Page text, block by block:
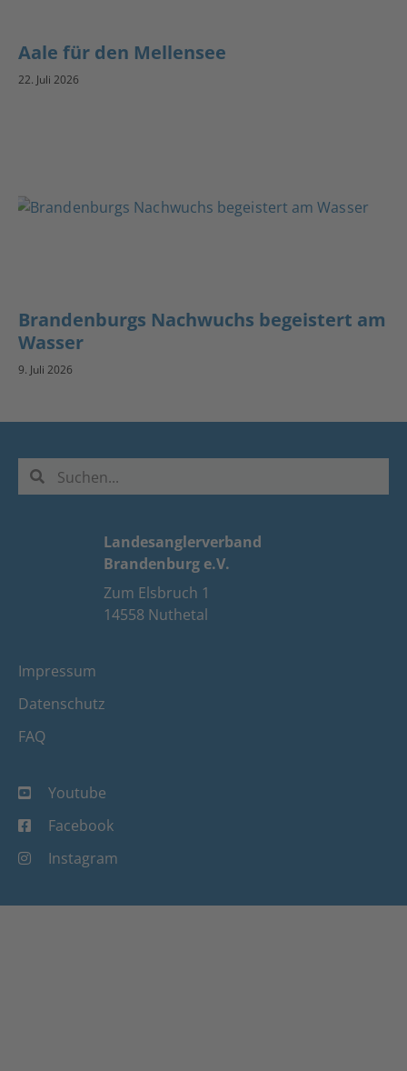
Aale für den Mellensee
22. Juli 2026
Brandenburgs Nachwuchs begeistert am
Wasser
9. Juli 2026
Landesanglerverband
Brandenburg e.V.
Zum Elsbruch 1
14558 Nuthetal
Impressum
Datenschutz
FAQ
Youtube
Facebook
Instagram